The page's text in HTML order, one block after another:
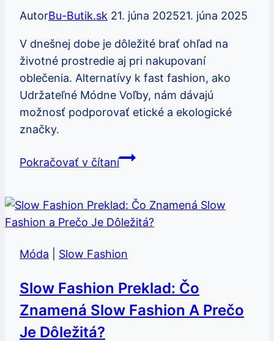
AutorBu-Butik.sk 21. júna 202521. júna 2025
V dnešnej dobe je dôležité brať ohľad na
životné prostredie aj pri nakupovaní
oblečenia. Alternatívy k fast fashion, ako
Udržateľné Módne Voľby, nám dávajú
možnosť podporovať etické a ekologické
značky.
Pokračovať v čítaníAlternatives
fashion:
Udržateľné
voľby
Móda Slow Fashion
Slow Fashion Preklad: Čo
Znamená Slow Fashion A Prečo
Je Dôležitá?